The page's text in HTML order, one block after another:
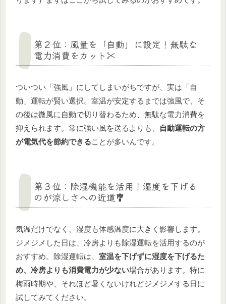
第２位：風量を「自動」に設定！無駄な
電力消費をカット✂️
ついつい「強風」にしてしまいがちですが、実は「自
動」運転が賢い選択。室温が安定するまでは強風で、そ
の後は微風に自動で切り替わるため、無駄な電力消費を
抑えられます。常に強い風を送るよりも、
自動運転の方
が電気代を節約できることが多いんです。
第３位：除湿機能を活用！湿度を下げる
のが涼しさへの近道🎐
気温だけでなく、湿度も体感温度に大きく影響します。
ジメジメした日は、冷房よりも除湿運転を活用するのが
おすすめ。除湿運転は、 室温を下げずに湿度を下げるた
め、冷房よりも消費電力が少ない場合があります。特に
梅雨時期や、それほど暑くないけれどジメジメする日に
試してみてください。